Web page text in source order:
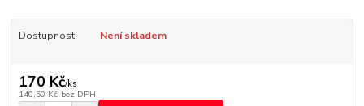
Dostupnost Není skladem
170 Kč/ks
140,50 Kč bez DPH